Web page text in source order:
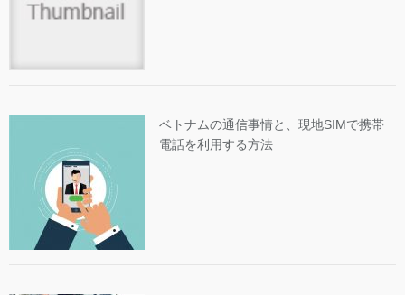
ベトナムの通信事情と、現地SIMで携帯
電話を利用する方法